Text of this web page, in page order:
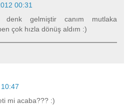
00:31
gelmiştir canım mutlaka
çok hızla dönüş aldım :)
mi acaba??? :)